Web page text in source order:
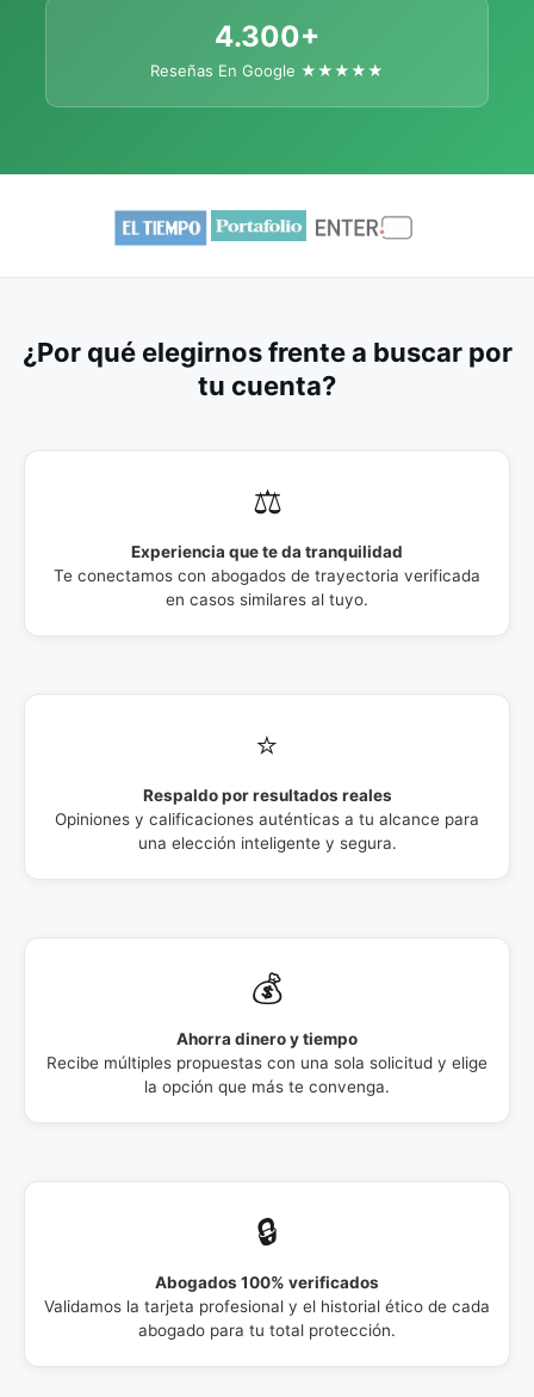
4.300+
Reseñas En Google ★★★★★
¿Por qué elegirnos frente a buscar por
tu cuenta?
⚖️
Experiencia que te da tranquilidad
Te conectamos con abogados de trayectoria verificada
en casos similares al tuyo.
⭐
Respaldo por resultados reales
Opiniones y calificaciones auténticas a tu alcance para
una elección inteligente y segura.
💰
Ahorra dinero y tiempo
Recibe múltiples propuestas con una sola solicitud y elige
la opción que más te convenga.
🔒
Abogados 100% verificados
Validamos la tarjeta profesional y el historial ético de cada
abogado para tu total protección.